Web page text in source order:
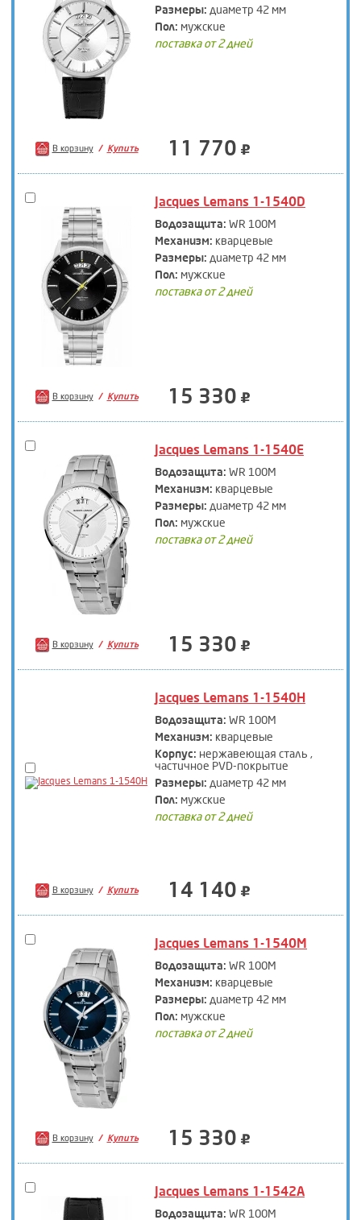
Размеры: диаметр 42 мм
Пол: мужские
поставка от 2 дней
В корзину Купить 11 770
Jacques Lemans 1-1540D
Водозащита: WR 100M
Механизм: кварцевые
Размеры: диаметр 42 мм
Пол: мужские
поставка от 2 дней
В корзину Купить 15 330
Jacques Lemans 1-1540E
Водозащита: WR 100M
Механизм: кварцевые
Размеры: диаметр 42 мм
Пол: мужские
поставка от 2 дней
В корзину Купить 15 330
Jacques Lemans 1-1540H
Водозащита: WR 100M
Механизм: кварцевые
Корпус: нержавеющая сталь ,
частичное PVD-покрытие
Размеры: диаметр 42 мм
Пол: мужские
поставка от 2 дней
В корзину Купить 14 140
Jacques Lemans 1-1540M
Водозащита: WR 100M
Механизм: кварцевые
Размеры: диаметр 42 мм
Пол: мужские
поставка от 2 дней
В корзину Купить 15 330
Jacques Lemans 1-1542A
Водозащита: WR 100M